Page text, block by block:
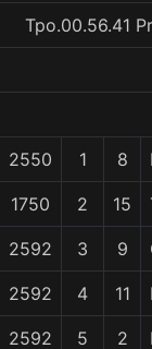
Tpo.00.56.41
2550 1 8
1750 2 15
2592 3 9
2592 4 11
2592 5 2